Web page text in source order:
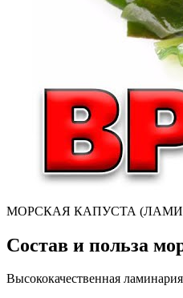
МОРСКАЯ КАПУСТА
Состав и польза
Высококачественная